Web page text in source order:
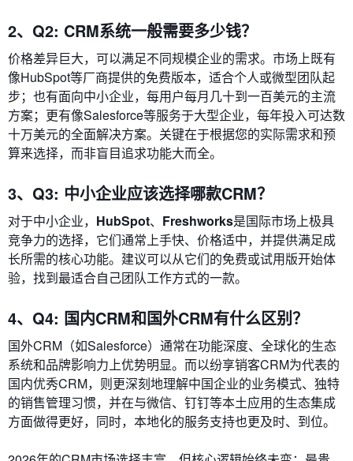
2、Q2: CRM系统一般需要多少钱？
价格差异巨大，可以满足不同规模企业的需求。市场上既有
像HubSpot等厂商提供的免费版本，适合个人或微型团队起
步；也有面向中小企业，每用户每月几十到一百美元的主流
方案；更有像Salesforce等服务于大型企业，每年投入可达数
十万美元的全面解决方案。关键在于根据您的实际需求和预
算来选择，而非盲目追求功能大而全。
3、Q3: 中小企业应该选择哪款CRM？
对于中小企业， HubSpot、 Freshworks是国际市场上极具
竞争力的选择，它们通常上手快、价格适中，并提供满足成
长所需的核心功能。建议可以从它们的免费或试用版开始体
验，找到最适合自己团队工作方式的一款。
4、Q4: 国内CRM和国外CRM有什么区别？
国外CRM（如Salesforce）通常在功能深度、全球化的生态
系统和品牌影响力上优势明显。而以纷享销客CRM为代表的
国内优秀CRM，则更深刻地理解中国企业的业务模式、独特
的销售管理习惯，并在与微信、钉钉等本土应用的生态集成
方面做得更好，同时，本地化的服务支持也更及时、到位。